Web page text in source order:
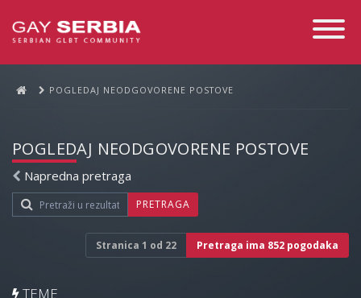
Toggle
POGLEDAJ NEODGOVORENE POSTOVE
POGLEDAJ NEODGOVORENE POSTOVE
Napredna pretraga
PRETRAGA
Stranica 1 od 22 Pretraga ima 852 pogodaka
TEME